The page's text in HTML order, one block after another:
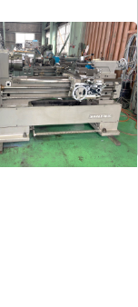
山崎
式MAZAK-ACE-1000
式1976